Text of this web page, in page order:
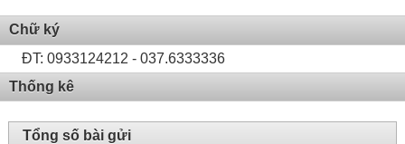
Chữ ký
ĐT: 0933124212 - 037.6333336
Thống kê
Tổng số bài gửi